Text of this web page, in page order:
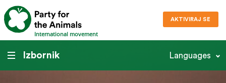
International movement
AKTIVIRAJ SE
Izbornik Languages